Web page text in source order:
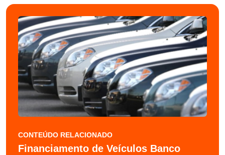
CONTEÚDO RELACIONADO
Financiamento de Veículos Banco